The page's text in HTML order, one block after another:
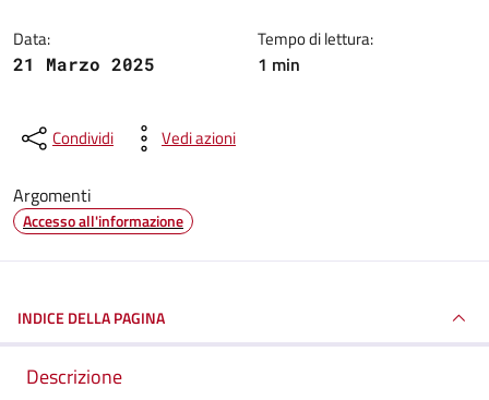
Data:
21 Marzo 2025
Tempo di lettura:
1 min
Condividi Vedi azioni
Argomenti
Accesso all'informazione
INDICE DELLA PAGINA
Descrizione